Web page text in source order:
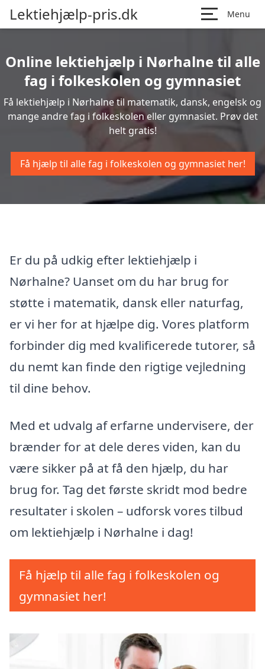
Lektiehjælp-pris.dk Menu
Online lektiehjælp i Nørhalne til alle
fag i folkeskolen og gymnasiet
Få lektiehjælp i Nørhalne til matematik, dansk, engelsk og
mange andre fag i folkeskolen eller gymnasiet. Prøv det
helt gratis!
Få hjælp til alle fag i folkeskolen og gymnasiet her!
Er du på udkig efter lektiehjælp i
Nørhalne? Uanset om du har brug for
støtte i matematik, dansk eller naturfag,
er vi her for at hjælpe dig. Vores platform
forbinder dig med kvalificerede tutorer, så
du nemt kan finde den rigtige vejledning
til dine behov.
Med et udvalg af erfarne undervisere, der
brænder for at dele deres viden, kan du
være sikker på at få den hjælp, du har
brug for. Tag det første skridt mod bedre
resultater i skolen – udforsk vores tilbud
om lektiehjælp i Nørhalne i dag!
Få hjælp til alle fag i folkeskolen og
gymnasiet her!